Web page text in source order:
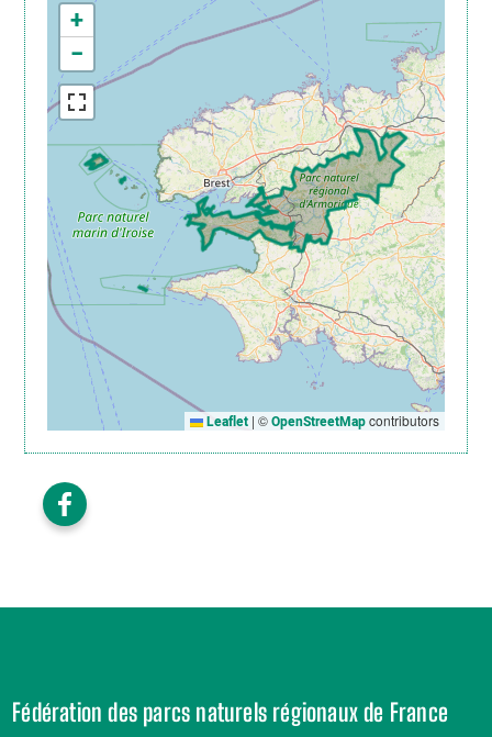
+
−
Leaflet | ©OpenStreetMapcontributors
Fédération des parcs naturels régionaux de France